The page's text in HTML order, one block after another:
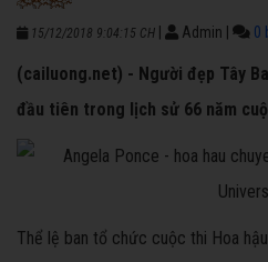
15/12/2018 9:04:15 CH Admin 0
(cailuong.net) - Người đẹp Tây
đầu tiên trong lịch sử 66 năm
Thể lệ ban tổ chức cuộc thi Hoa